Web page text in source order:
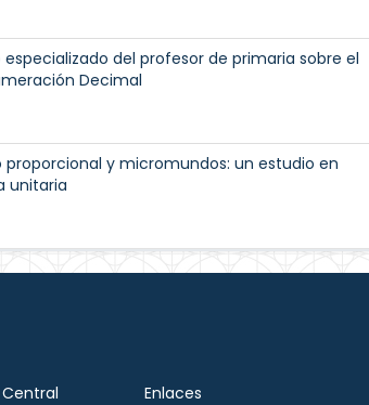
del profesor de primaria sobre el
Decimal
proporcional y micromundos: un estudio en
unitaria
Enlaces